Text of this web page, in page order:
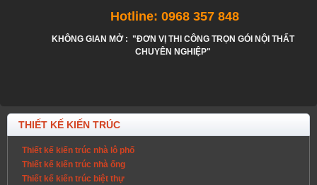
Hotline: 0968 357 848
KHÔNG GIAN MỞ : "ĐƠN VỊ THI CÔNG TRỌN GÓI NỘI THẤT
CHUYÊN NGHIỆP"
THIẾT KẾ KIẾN TRÚC
Thiết kế kiến trúc nhà lô phố
Thiết kế kiến trúc nhà ống
Thiết kế kiến trúc biệt thự